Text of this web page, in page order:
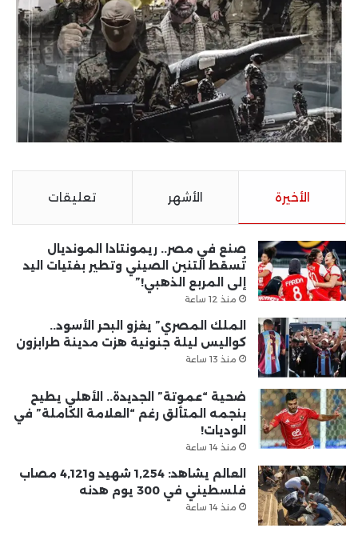
الأخيرة الأشهر تعليقات
صنع في مصر.. ريمونتادا المونديال
تُسقط التنين الصيني وتطير بفتيات اليد
إلى المربع الذهبي!”
منذ 12 ساعة
الملك المصري” يغزو البحر الأسود..
كواليس ليلة جنونية هزت مدينة طرابزون
منذ 13 ساعة
ضحية “عموتة” الجديدة.. الأهلي يطيح
بنجمه المتألق رغم “العلامة الكاملة” في
الوديات!
منذ 14 ساعة
العالم يشاهد: 1,254 شهيد و4,121 مصاب
فلسطيني في 300 يوم هدنه
منذ 14 ساعة